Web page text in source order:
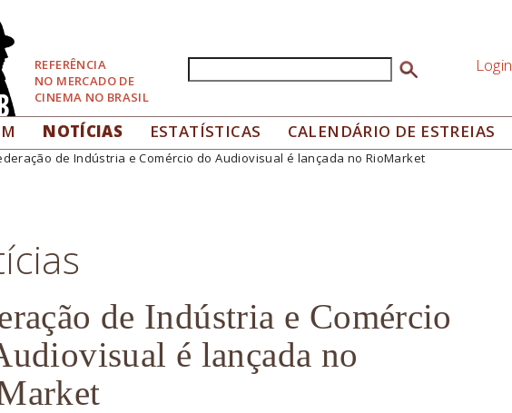
REFERÊNCIA
NO MERCADO DE
CINEMA NO BRASIL
Formulário de busca Login
NOTÍCIAS ESTATÍSTICAS CALENDÁRIO DE ESTREIAS
aqui
de Indústria e Comércio do Audiovisual é lançada no RioMarket
de Indústria e Comércio
é lançada no